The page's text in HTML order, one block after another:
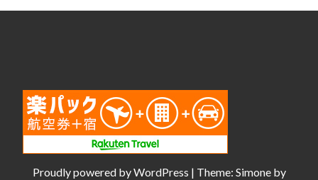
Proudly powered byWordPress | Theme: Simoneby